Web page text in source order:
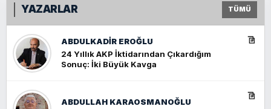
YAZARLAR TÜMÜ
ABDULKADIR EROĞLU
24 Yıllık AKP İktidarından Çıkardığım
Sonuç: İki Büyük Kavga
ABDULLAH KARAOSMANOĞLU